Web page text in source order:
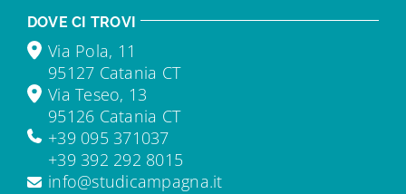
DOVE CI TROVI
Via Pola, 11
95127 Catania CT
Via Teseo, 13
95126 Catania CT
+39 095 371037
+39 392 292 8015
info@studicampagna.it